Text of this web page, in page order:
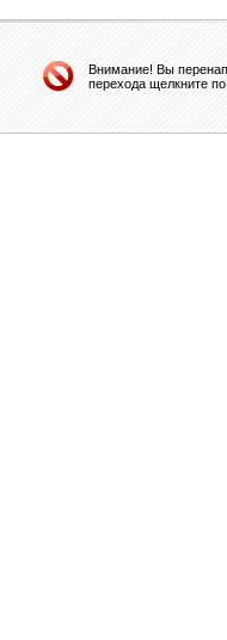
Внимание! Вы
перехода щелкните